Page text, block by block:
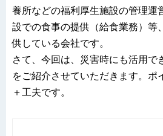
養所などの福利厚生施設の管理運
設での食事の提供（給食業務）等
供している会社です。
さて、今回は、災害時にも活用で
をご紹介させていただきます。ポ
＋工夫です。